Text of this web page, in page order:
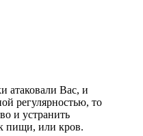
атаковали Вас, и
регулярностью, то
и устранить
пищи, или кров.